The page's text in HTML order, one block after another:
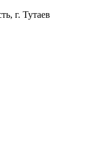
, г. Тутаев